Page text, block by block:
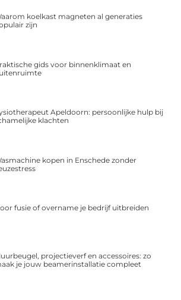
koelkast magneten al generaties
zijn
gids voor binnenklimaat en
Apeldoorn: persoonlijke hulp bij
klachten
kopen in Enschede zonder
fusie of overname je bedrijf uitbreiden
projectieverf en accessoires: zo
je jouw beamerinstallatie compleet